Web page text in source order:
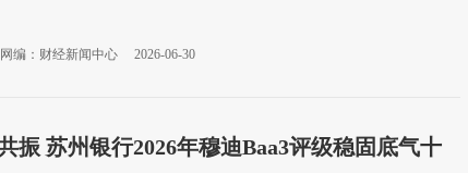
网编：财经新闻中心 2026-06-30
振 苏州银行2026年穆迪Baa3评级稳固底气十